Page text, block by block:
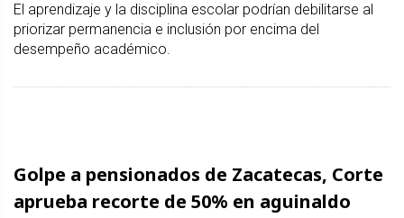
El aprendizaje y la disciplina escolar podrían debilitarse al
priorizar permanencia e inclusión por encima del
desempeño académico.
Golpe a pensionados de Zacatecas, Corte
aprueba recorte de 50% en aguinaldo